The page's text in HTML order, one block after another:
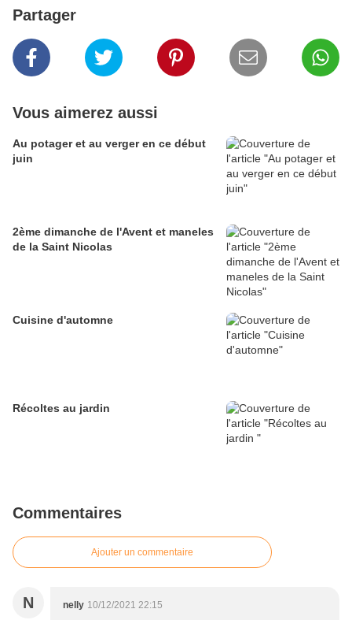
Partager
Vous aimerez aussi
Au potager et au verger en ce début
juin
2ème dimanche de l'Avent et maneles
de la Saint Nicolas
Cuisine d'automne
Récoltes au jardin
Commentaires
Ajouter un commentaire
N nelly 10/12/2021 22:15